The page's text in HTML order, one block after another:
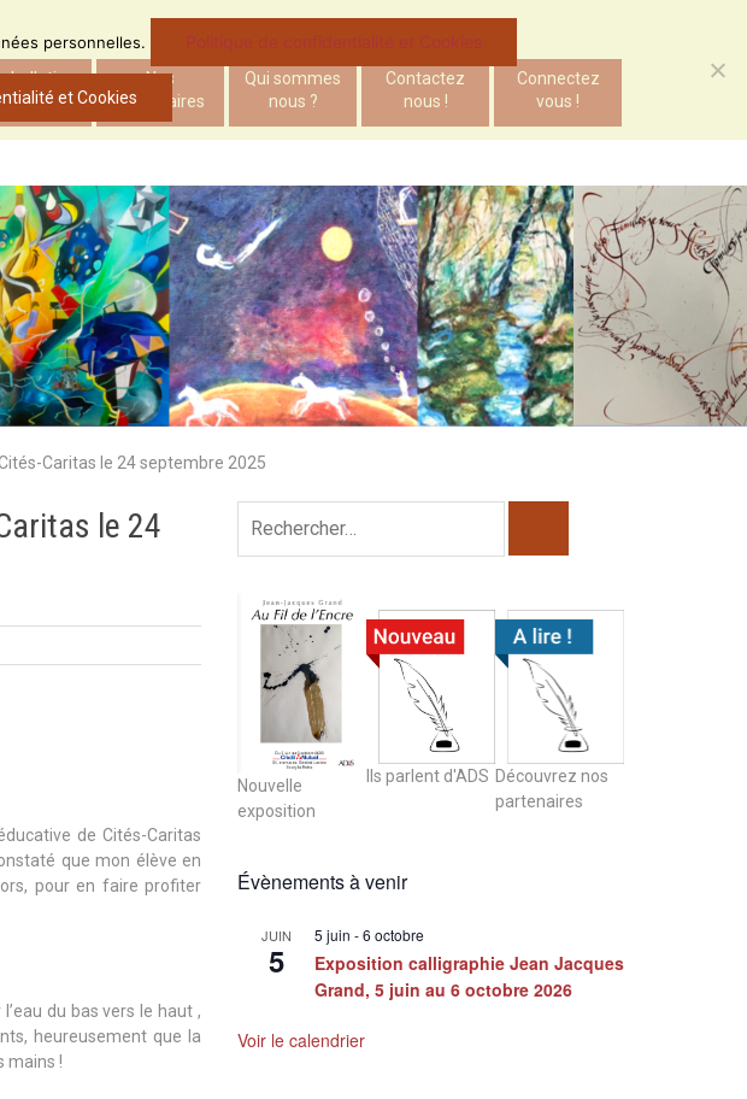
bulletin
d’ADS
Nos
partenaires
Qui sommes
nous ?
Contactez
nous !
Connectez
vous !
Caritas le 24 septembre 2025
le 24
de Cités-Caritas
que mon élève en
pour en faire profiter
du bas vers le haut ,
heureusement que la
mains !
Nouvelle
exposition
Ils parlent d'ADS Découvrez nos
partenaires
Évènements à venir
JUIN
5
5 juin -6 octobre
Exposition calligraphie Jean Jacques
Grand, 5 juin au 6 octobre 2026
Voir le calendrier
personnelles. Politique de confidentialité et Cookies
et Cookies